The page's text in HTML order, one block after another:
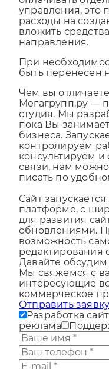
оплачивать
управления, это
расходы на
вложить
При
Чем вы
Мегагрупп.ру —
студия. Мы
пока Вы
бизнеса.
контролируем
консультируем
связи, нам можно
Сайт
платформе, с
для развития
обновлениями.
возможность
редактирования
Давайте
Мы свяжемся с
интересующие
коммерческое
Отправить
Разработка
реклама